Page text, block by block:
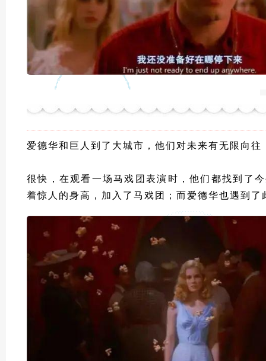
爱德华和巨人到了大城市，他们对未来有无限向往
很快，在观看一场马戏团表演时，他们都找到了
着惊人的身高，加入了马戏团；而爱德华也遇到了